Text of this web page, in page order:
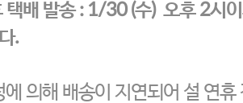
택배 발송 : 1/30 (수) 오후 2시
.
의해 배송이 지연되어 설 연휴